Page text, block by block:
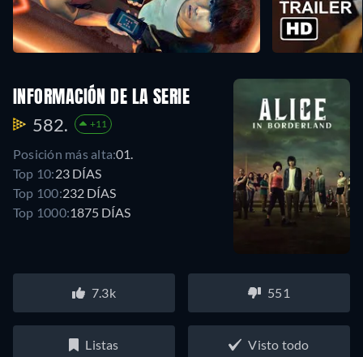
INFORMACIÓN DE LA SERIE
582. +11
Posición más alta:01.
Top 10:23 DÍAS
Top 100:232 DÍAS
Top 1000:1875 DÍAS
7.3k 551
Listas Visto todo